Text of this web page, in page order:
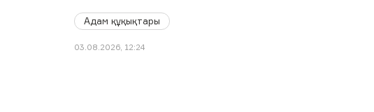
Адам құқықтары
03.08.2026, 12:24